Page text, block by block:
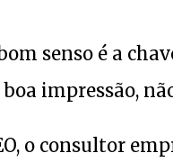
senso é a
impressão,
o consultor